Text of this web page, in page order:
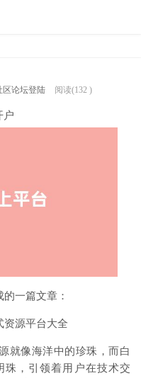
区论坛登陆 阅读(132 )
户
一篇文章：
资源平台大全
就像海洋中的珍珠，而白
，引领着用户在技术交